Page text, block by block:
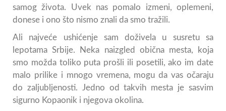
samog života. Uvek nas pomalo izmeni, oplemeni,
donese i ono što nismo znali da smo tražili.
Ali najveće ushićenje sam doživela u susretu sa
lepotama Srbije. Neka naizgled obična mesta, koja
smo možda toliko puta prošli ili posetili, ako im date
malo prilike i mnogo vremena, mogu da vas očaraju
do zaljubljenosti. Jedno od takvih mesta je sasvim
sigurno Kopaonik i njegova okolina.